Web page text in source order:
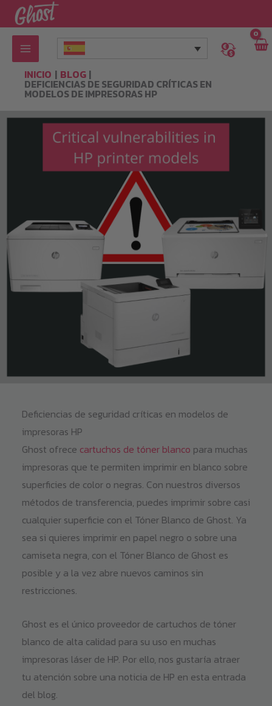
al
contenido
INICIO BLOG
DEFICIENCIAS DE SEGURIDAD CRÍTICAS EN
MODELOS DE IMPRESORAS HP
Deficiencias de seguridad críticas en modelos de
impresoras HP
Ghost ofrece cartuchos de tóner blanco para muchas
impresoras que te permiten imprimir en blanco sobre
superficies de color o negras. Con nuestros diversos
métodos de transferencia, puedes imprimir sobre casi
cualquier superficie con el Tóner Blanco de Ghost. Ya
sea si quieres imprimir en papel negro o sobre una
camiseta negra, con el Tóner Blanco de Ghost es
posible y a la vez abre nuevos caminos sin
restricciones.
Ghost es el único proveedor de cartuchos de tóner
blanco de alta calidad para su uso en muchas
impresoras láser de HP. Por ello, nos gustaría atraer
tu atención sobre una noticia de HP en esta entrada
del blog.